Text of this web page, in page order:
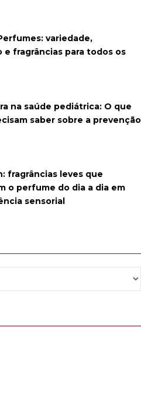
variedade,
e fragrâncias para todos os
na saúde pediátrica: O que
saber sobre a prevenção
fragrâncias leves que
o perfume do dia a dia em
sensorial